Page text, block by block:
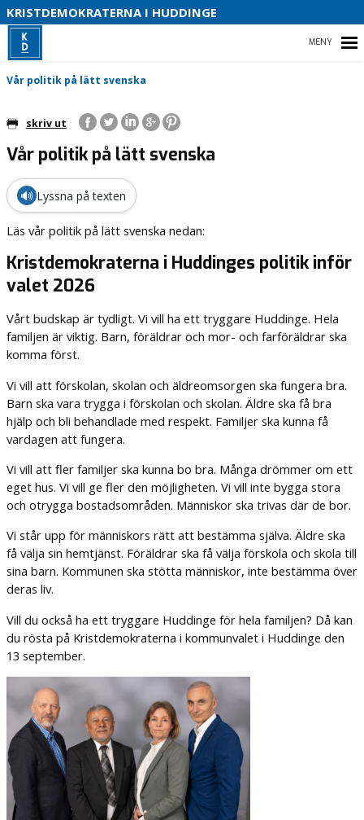
KRISTDEMOKRATERNA I HUDDINGE
HEM
KONTAKTA OSS
VÅRA LÖFTEN FÖR HUDDINGE 2026
Vår politik på lätt svenska
skriv ut
Vår politik på lätt svenska
🔊 Lyssna på texten
Läs vår politik på lätt svenska nedan:
Kristdemokraterna i Huddinges politik inför
valet 2026
Vårt budskap är tydligt. Vi vill ha ett tryggare Huddinge. Hela
familjen är viktig. Barn, föräldrar och mor- och farföräldrar ska
komma först.
Vi vill att förskolan, skolan och äldreomsorgen ska fungera bra.
Barn ska vara trygga i förskolan och skolan. Äldre ska få bra
hjälp och bli behandlade med respekt. Familjer ska kunna få
vardagen att fungera.
Vi vill att fler familjer ska kunna bo bra. Många drömmer om ett
eget hus. Vi vill ge fler den möjligheten. Vi vill inte bygga stora
och otrygga bostadsområden. Människor ska trivas där de bor.
Vi står upp för människors rätt att bestämma själva. Äldre ska
få välja sin hemtjänst. Föräldrar ska få välja förskola och skola till
sina barn. Kommunen ska stötta människor, inte bestämma över
deras liv.
Vill du också ha ett tryggare Huddinge för hela familjen? Då kan
du rösta på Kristdemokraterna i kommunvalet i Huddinge den
13 september.